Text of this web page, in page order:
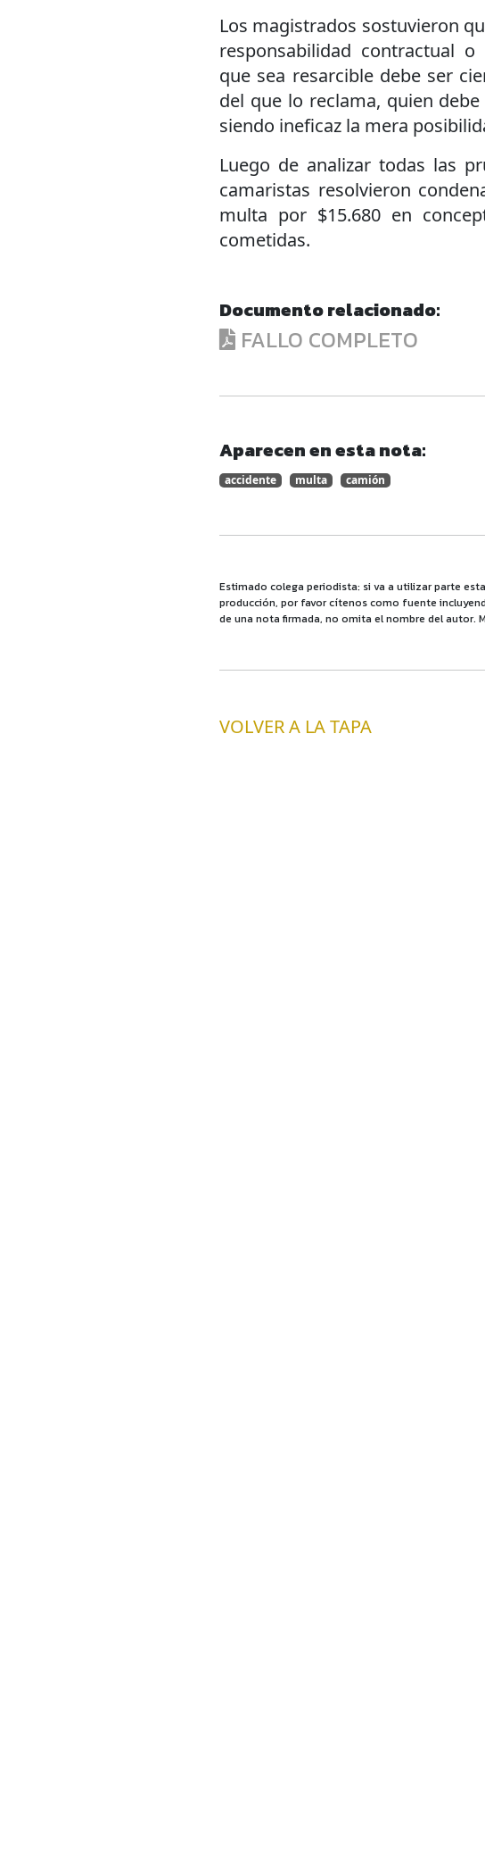
Los magistrados sostuvieron
responsabilidad contractual
que sea resarcible debe ser
del que lo reclama, quien
siendo ineficaz la mera
Luego de analizar todas las
camaristas resolvieron
multa por $15.680 en
cometidas.
Documento relacionado:
FALLO COMPLETO
Aparecen en esta nota:
accidente multa camión
Estimado colega periodista: si va a utilizar parte
producción, por favor cítenos como fuente
de una nota firmada, no omita el nombre del autor.
VOLVER A LA TAPA